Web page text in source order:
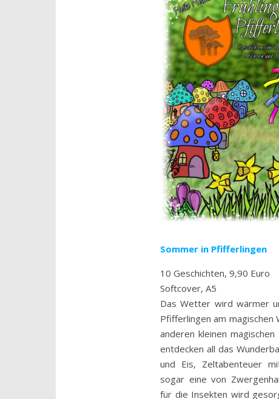
Sommer in Pfifferlingen
10 Geschichten, 9,90 Euro
Softcover, A5
Das Wetter wird wärmer
Pfifferlingen am magischen
anderen kleinen
entdecken all das
und Eis, Zeltabenteuer
sogar eine von
für die Insekten wird